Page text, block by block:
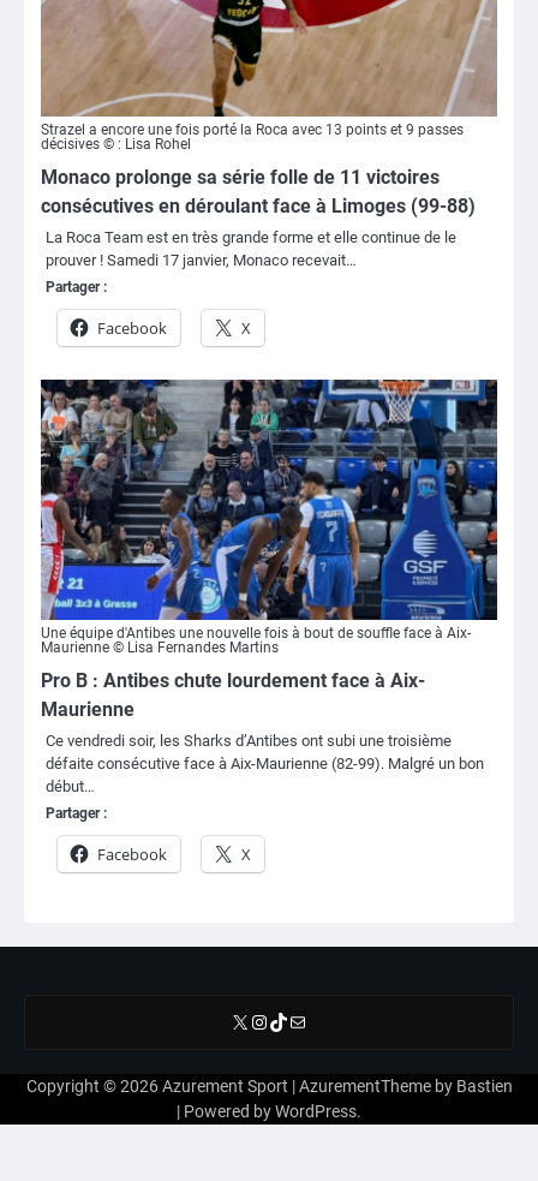
Strazel a encore une fois porté la Roca avec 13 points et 9 passes
décisives © : Lisa Rohel
Monaco prolonge sa série folle de 11 victoires
consécutives en déroulant face à Limoges (99-88)
La Roca Team est en très grande forme et elle continue de le
prouver ! Samedi 17 janvier, Monaco recevait…
Partager :
Facebook X
Une équipe d'Antibes une nouvelle fois à bout de souffle face à Aix-
Maurienne © Lisa Fernandes Martins
Pro B : Antibes chute lourdement face à Aix-
Maurienne
Ce vendredi soir, les Sharks d’Antibes ont subi une troisième
défaite consécutive face à Aix-Maurienne (82-99). Malgré un bon
début…
Partager :
Facebook X
X Instagram
TikTok
E-mail
Copyright © 2026Azurement Sport | AzurementTheme by Bastien
| Powered byWordPress.